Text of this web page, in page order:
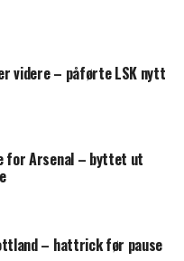
videre – påførte LSK nytt
for Arsenal – byttet ut
– hattrick før pause